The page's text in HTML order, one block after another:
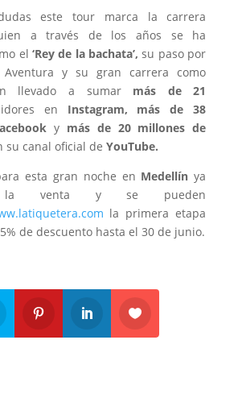
este tour marca la carrera
a través de los años se ha
el ‘Rey de la bachata’,su paso por
Aventura y su gran carrera como
llevado a sumar más de 21
en
Instagram, más de 38
y más de 20 millones de
su canal oficial de YouTube.
esta gran noche en Medellín ya
venta y se pueden
la primera etapa
de descuento hasta el 30 de junio.